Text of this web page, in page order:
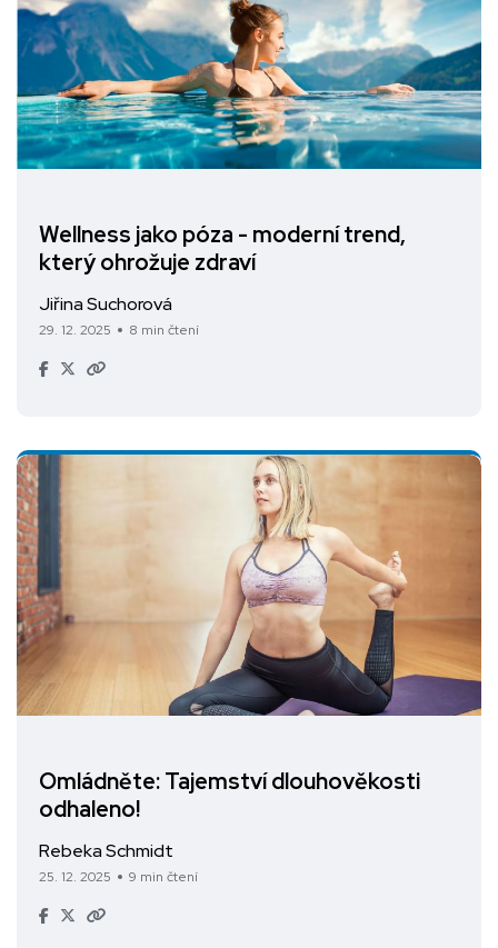
Wellness jako póza - moderní trend,
který ohrožuje zdraví
Jiřina Suchorová
29. 12. 2025 8 min čtení
Omládněte: Tajemství dlouhověkosti
odhaleno!
Rebeka Schmidt
25. 12. 2025 9 min čtení